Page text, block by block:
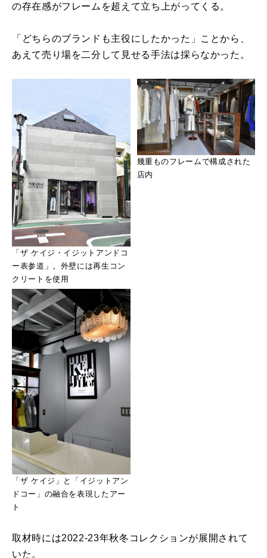
の存在感がフレームを超えて立ち上がってくる。
「どちらのブランドも主役にしたかった」ことから、
あえて売り場を二分して見せる手法は採らなかった。
「ザ ケイジ・イジットアンドコ
ー表参道」。外壁には再生コン
クリートを使用
幾重ものフレームで構成された
店内
「ザ ケイジ」と「イジットアン
ドコー」の融合を表現したアー
ト
取材時には2022-23年秋冬コレクションが展開されて
いた。